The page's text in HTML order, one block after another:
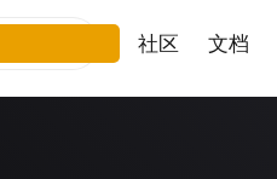
社区 文档